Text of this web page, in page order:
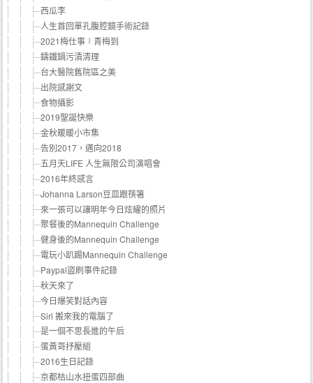
西瓜李
人生首回單孔腹腔鏡手術記錄
2021梅仕事∣青梅到
鑄鐵鍋污漬清理
台大醫院舊院區之美
出院感謝文
食物攝影
2019聖誕快樂
金秋暖暖小市集
告別2017，邁向2018
五月天LIFE 人生無限公司演唱會
2016年終感言
Johanna Larson豆皿跟筷箸
來一張可以讓明年今日炫耀的照片
聚餐後的Mannequin Challenge
健身後的Mannequin Challenge
電玩小趴踢Mannequin Challenge
Paypal盜刷事件記錄
秋天來了
今日爆笑對話內容
Siri 搬來我的電腦了
是一個不思長進的午后
蛋黃哥抒壓組
2016生日記錄
京都枯山水扭蛋四部曲